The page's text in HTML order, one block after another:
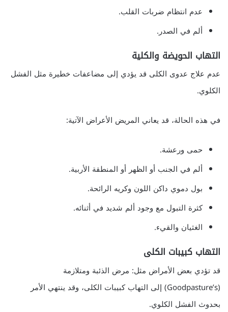
عدم انتظام ضربات القلب.
ألم في الصدر.
التهاب الحويضة والكلية
عدم علاج عدوى الكلى قد يؤدي إلى مضاعفات خطيرة مثل الفشل
الكلوي.
في هذه الحالة، قد يعاني المريض الأعراض الآتية:
حمى ورعشة.
ألم في الجنب أو الظهر أو المنطقة الأربية.
بول دموي داكن اللون وكريه الرائحة.
كثرة التبول مع وجود ألم شديد في أثنائه.
الغثيان والقيء.
التهاب كبيبات الكلى
قد تؤدي بعض الأمراض مثل: مرض الذئبة ومتلازمة
(Goodpasture’s) إلى التهاب كبيبات الكلى، وقد ينتهي الأمر
بحدوث الفشل الكلوي.